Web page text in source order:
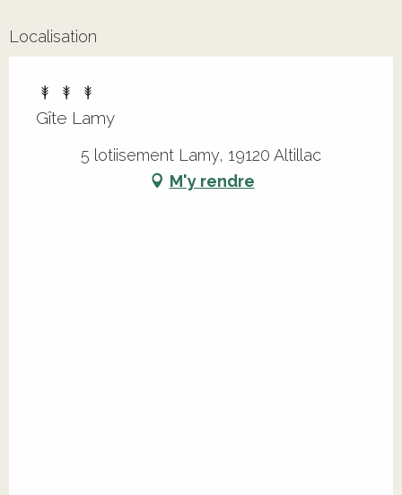
Localisation
Gîte Lamy
5 lotiisement Lamy, 19120 Altillac
M'y rendre